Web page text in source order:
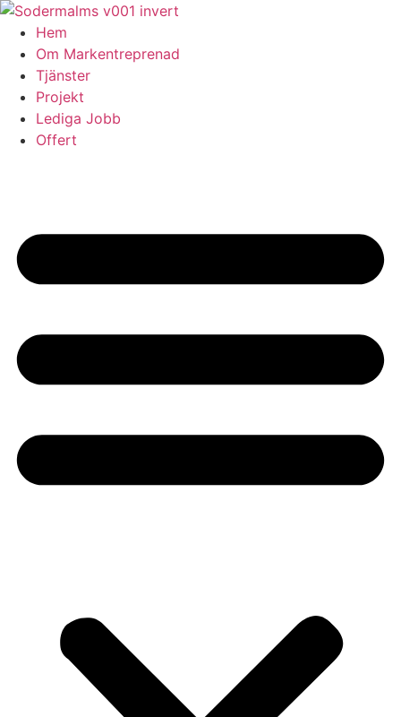
Skip
content
Hem
Om Markentreprenad
Tjänster
Projekt
Lediga Jobb
Offert